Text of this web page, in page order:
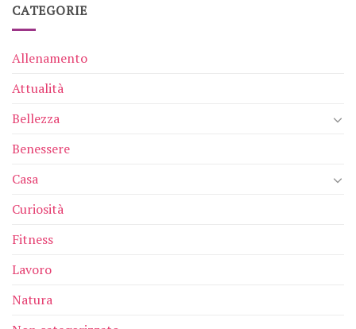
CATEGORIE
Allenamento
Attualità
Bellezza
Benessere
Casa
Curiosità
Fitness
Lavoro
Natura